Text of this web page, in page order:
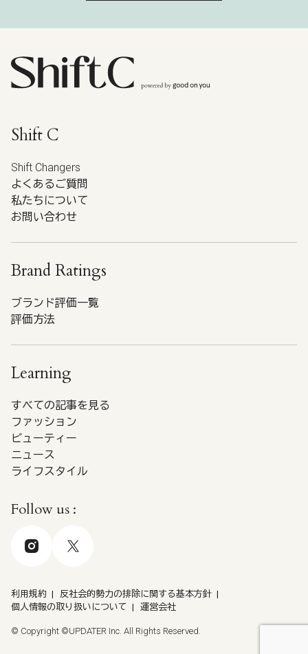
Shift C
Shift Changers
よくあるご質問
私たちについて
お問い合わせ
Brand Ratings
ブランド評価一覧
評価方法
Learning
すべての記事を見る
ファッション
ビューティー
ニュース
ライフスタイル
Follow us :
利用規約
反社会的勢力の排除に関する基本方針
個人情報の取り扱いについて
運営会社
© Copyright ©UPDATER Inc. All Rights Reserved.